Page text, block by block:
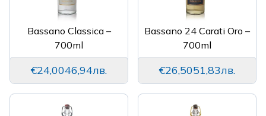
Bassano Classica –
700ml
€24,0046,94лв.
Bassano 24 Carati Oro –
700ml
€26,5051,83лв.